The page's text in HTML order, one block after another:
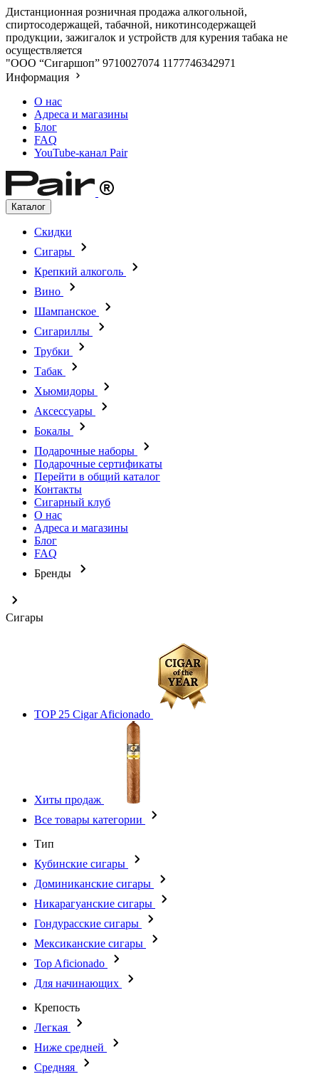
Дистанционная розничная продажа алкогольной,
спиртосодержащей, табачной, никотинсодержащей
продукции, зажигалок и устройств для курения табака не
осуществляется
"ООО “Сигаршоп” 9710027074 1177746342971
Информация
О нас
Адреса и магазины
Блог
FAQ
YouTube-канал Pair
Каталог
Скидки
Сигары
Крепкий алкоголь
Вино
Шампанское
Сигариллы
Трубки
Табак
Хьюмидоры
Аксессуары
Бокалы
Подарочные наборы
Подарочные сертификаты
Перейти в общий каталог
Контакты
Сигарный клуб
О нас
Адреса и магазины
Блог
FAQ
Бренды
Сигары
TOP 25 Cigar Aficionado
Хиты продаж
Все товары категории
Тип
Кубинские сигары
Доминиканские сигары
Никарагуанские сигары
Гондурасские сигары
Мексиканские сигары
Top Aficionado
Для начинающих
Крепость
Легкая
Ниже средней
Средняя